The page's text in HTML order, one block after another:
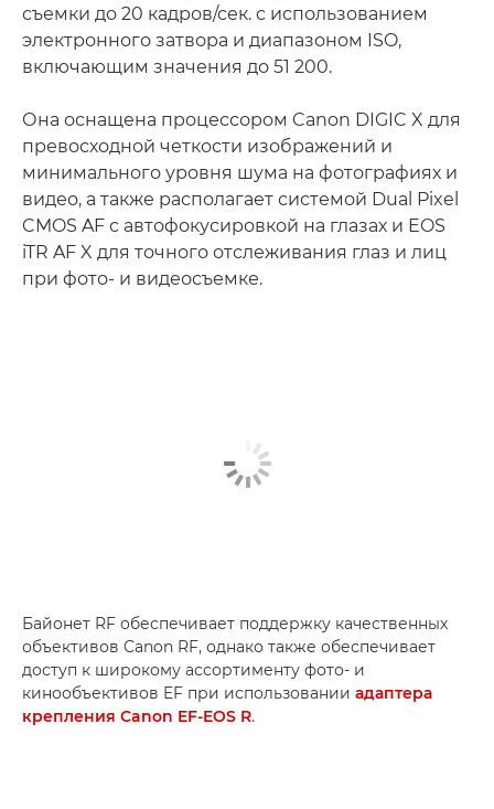
съемки до 20 кадров/сек. с использованием
электронного затвора и диапазоном ISO,
включающим значения до 51 200.
Она оснащена процессором Canon DIGIC X для
превосходной четкости изображений и
минимального уровня шума на фотографиях и
видео, а также располагает системой Dual Pixel
CMOS AF с автофокусировкой на глазах и EOS
iTR AF X для точного отслеживания глаз и лиц
при фото- и видеосъемке.
Байонет RF обеспечивает поддержку качественных
объективов Canon RF, однако также обеспечивает
доступ к широкому ассортименту фото- и
кинообъективов EF при использовании адаптера
крепления Canon EF-EOS R.